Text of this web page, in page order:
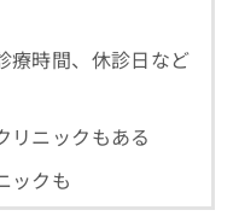
療時間、休診日など
リニックもある
ックも